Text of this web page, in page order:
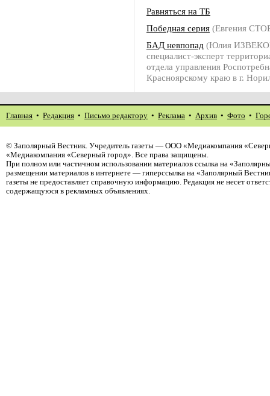
Равняться на ТБ
Победная серия (Евгения
БАД невпопад (Юлия
специалист-эксперт
отдела управления
Красноярскому краю в г.
Главная • Редакция • Письмо редактору • Реклама • Архив • Фото •
© Заполярный Вестник. Учредитель газеты — ООО «Медиакомпания
«Медиакомпания «Северный город». Все права защищены.
При полном или частичном использовании материалов ссылка на
размещении материалов в интернете — гиперссылка на «Заполярный
газеты не предоставляет справочную информацию. Редакция не несет
содержащуюся в рекламных объявлениях.